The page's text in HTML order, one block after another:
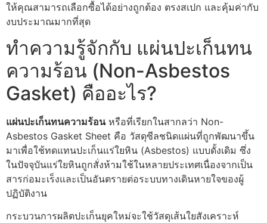
ให้คุณสามารถเลือกซื้อได้อย่างถูกต้อง ตรงสเปก และคุ้มค่ากับ
งบประมาณมากที่สุด
ทำความรู้จักกับ แผ่นปะเก็นทน
ความร้อน (Non-Asbestos
Gasket) คืออะไร?
แผ่นปะเก็นทนความร้อนหรือที่เรียกในสากลว่า Non-
Asbestos Gasket Sheet คือ วัสดุซีลชนิดแผ่นที่ถูกพัฒนาขึ้น
มาเพื่อใช้ทดแทนปะเก็นแร่ใยหิน (Asbestos) แบบดั้งเดิม ซึ่ง
ในปัจจุบันแร่ใยหินถูกสั่งห้ามใช้ในหลายประเทศเนื่องจากเป็น
สารก่อมะเร็งและเป็นอันตรายต่อระบบทางเดินหายใจของผู้
ปฏิบัติงาน
กระบวนการผลิตปะเก็นยุคใหม่จะใช้วัสดุเส้นใยสังเคราะห์